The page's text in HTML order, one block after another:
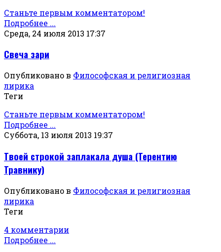
Станьте первым комментатором!
Подробнее ...
Среда, 24 июля 2013 17:37
Свеча зари
Опубликовано в Философская и религиозная
лирика
Теги
Станьте первым комментатором!
Подробнее ...
Суббота, 13 июля 2013 19:37
Твоей строкой заплакала душа (Терентию
Травнику)
Опубликовано в Философская и религиозная
лирика
Теги
4 комментарии
Подробнее ...